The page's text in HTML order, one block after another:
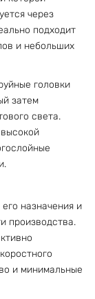
через
подходит
и небольших
головки
затем
света.
назначения и
производства.
и минимальные